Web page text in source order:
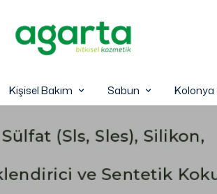
Kişisel Bakım Sabun Kolonya